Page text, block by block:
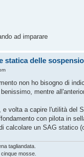
ad imparare
statica delle
non ho bisogno di
mentre
e volta a capire l'utilità
con pilota in
calcolare un SAG statico
tagliandata.
mosse.